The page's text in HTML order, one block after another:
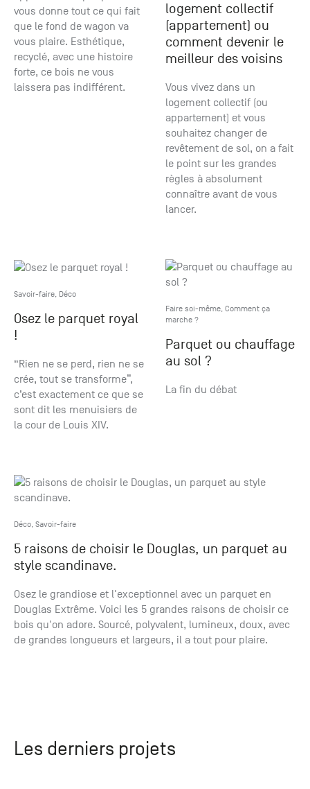
vous donne tout ce qui fait
que le fond de wagon va
vous plaire. Esthétique,
recyclé, avec une histoire
forte, ce bois ne vous
laissera pas indifférent.
logement collectif
(appartement) ou
comment devenir le
meilleur des voisins
Vous vivez dans un
logement collectif (ou
appartement) et vous
souhaitez changer de
revêtement de sol, on a fait
le point sur les grandes
règles à absolument
connaître avant de vous
lancer.
Savoir-faire, Déco
Osez le parquet royal
!
“Rien ne se perd, rien ne se
crée, tout se transforme”,
c’est exactement ce que se
sont dit les menuisiers de
la cour de Louis XIV.
Faire soi-même, Comment ça
marche ?
Parquet ou chauffage
au sol ?
La fin du débat
Déco, Savoir-faire
5 raisons de choisir le Douglas, un parquet au
style scandinave.
Osez le grandiose et l'exceptionnel avec un parquet en
Douglas Extrême. Voici les 5 grandes raisons de choisir ce
bois qu'on adore. Sourcé, polyvalent, lumineux, doux, avec
de grandes longueurs et largeurs, il a tout pour plaire.
Les derniers projets